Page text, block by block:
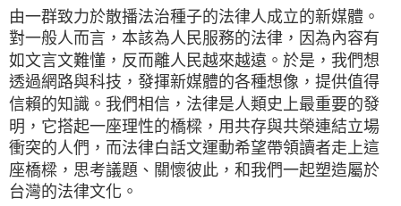
由一群致力於散播法治種子的法律人成立的新媒體。
對一般人而言，本該為人民服務的法律，因為內容有
如文言文難懂，反而離人民越來越遠。於是，我們想
透過網路與科技，發揮新媒體的各種想像，提供值得
信賴的知識。我們相信，法律是人類史上最重要的發
明，它搭起一座理性的橋樑，用共存與共榮連結立場
衝突的人們，而法律白話文運動希望帶領讀者走上這
座橋樑，思考議題、關懷彼此，和我們一起塑造屬於
台灣的法律文化。